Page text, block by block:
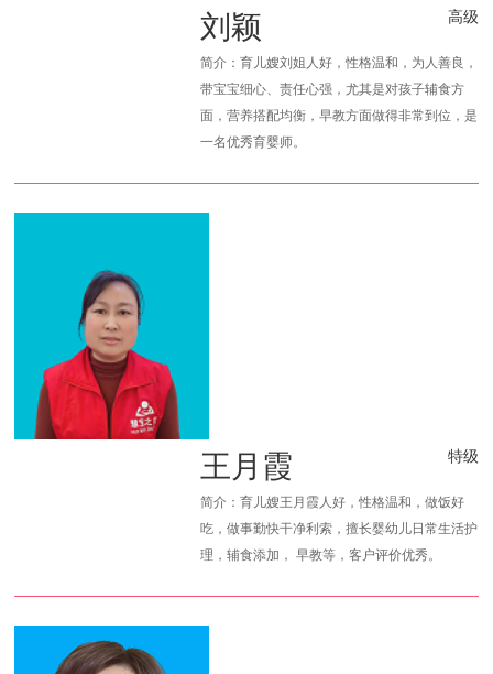
刘颖 高级
简介：育儿嫂刘姐人好，性格温和，为人善良，
带宝宝细心、责任心强，尤其是对孩子辅食方
面，营养搭配均衡，早教方面做得非常到位，是
一名优秀育婴师。
王月霞 特级
简介：育儿嫂王月霞人好，性格温和，做饭好
吃，做事勤快干净利索，擅长婴幼儿日常生活护
理，辅食添加， 早教等，客户评价优秀。